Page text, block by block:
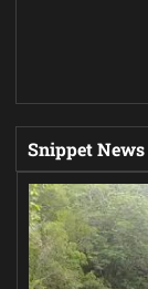
Snippet News